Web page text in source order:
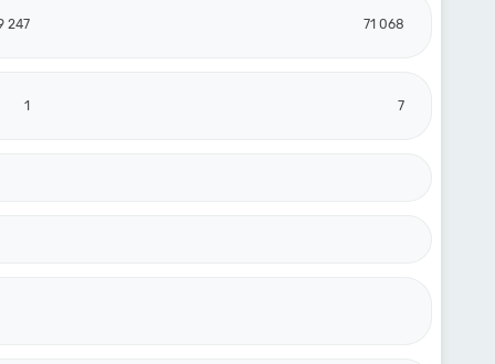
247 71 068
1 7